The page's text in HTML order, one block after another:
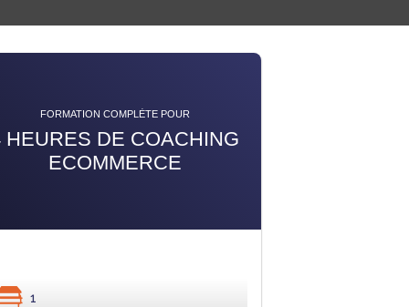
FORMATION COMPLÈTE POUR
HEURES DE COACHING
ECOMMERCE
1